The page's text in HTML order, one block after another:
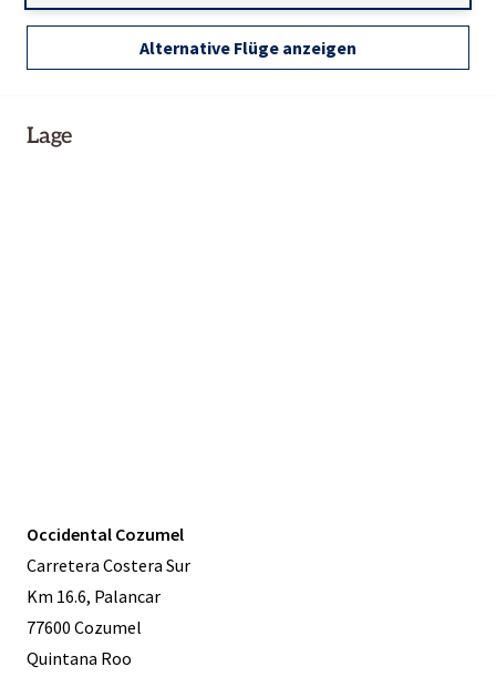
Alternative Flüge anzeigen
Lage
Occidental Cozumel
Carretera Costera Sur
Km 16.6, Palancar
77600 Cozumel
Quintana Roo